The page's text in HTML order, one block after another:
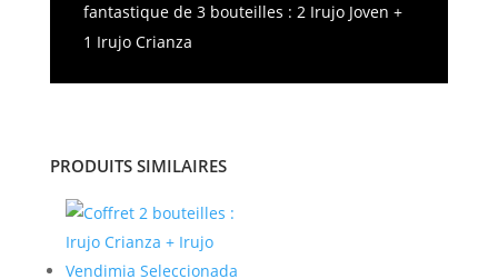
fantastique de 3 bouteilles : 2 Irujo Joven +
1 Irujo Crianza
PRODUITS SIMILAIRES